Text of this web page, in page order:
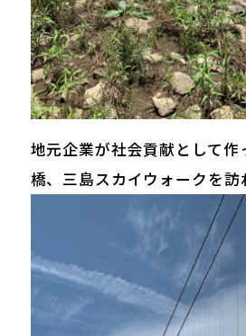
地元企業が社会貢献として作
橋、三島スカイウォークを訪